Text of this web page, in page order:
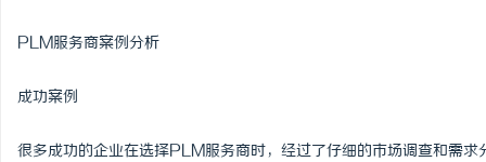
PLM服务商案例分析
成功案例
很多成功的企业在选择PLM服务商时，经过了仔细的市场调查和需